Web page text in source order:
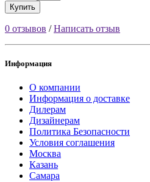
Купить
0 отзывов /Написать отзыв
Информация
О компании
Информация о доставке
Дилерам
Дизайнерам
Политика Безопасности
Условия соглашения
Москва
Казань
Самара